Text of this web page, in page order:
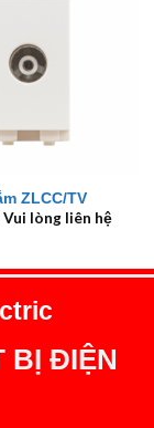
ZLCC/TV
Vui lòng liên hệ
BỊ ĐIỆN